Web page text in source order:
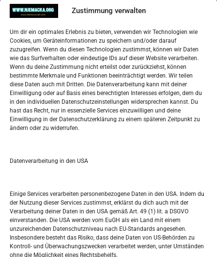
Zustimmung verwalten
Um dir ein optimales Erlebnis zu bieten, verwenden wir Technologien wie
Cookies, um Geräteinformationen zu speichern und/oder darauf
zuzugreifen. Wenn du diesen Technologien zustimmst, können wir Daten
wie das Surfverhalten oder eindeutige IDs auf dieser Website verarbeiten.
Wenn du deine Zustimmung nicht erteilst oder zurückziehst, können
bestimmte Merkmale und Funktionen beeinträchtigt werden. Wir teilen
diese Daten auch mit Dritten. Die Datenverarbeitung kann mit deiner
Einwilligung oder auf Basis eines berechtigten Interesses erfolgen, dem du
in den individuellen Datenschutzeinstellungen widersprechen kannst. Du
hast das Recht, nur in essenzielle Services einzuwilligen und deine
Einwilligung in der Datenschutzerklärung zu einem späteren Zeitpunkt zu
ändern oder zu widerrufen.
Datenverarbeitung in den USA
Einige Services verarbeiten personenbezogene Daten in den USA. Indem du
der Nutzung dieser Services zustimmst, erklärst du dich auch mit der
Verarbeitung deiner Daten in den USA gemäß Art. 49 (1) lit. a DSGVO
einverstanden. Die USA werden vom EuGH als ein Land mit einem
unzureichenden Datenschutzniveau nach EU-Standards angesehen.
Insbesondere besteht das Risiko, dass deine Daten von US-Behörden zu
Kontroll- und Überwachungszwecken verarbeitet werden, unter Umständen
ohne die Möglichkeit eines Rechtsbehelfs.
Impressum
Datenschutzerklärung
Widerufsbelehrung
Oglašavanje / Postavite svoj oglas
Tko je “Idemo u Svijet – Njemačka?
Pretražite stranicu:
S
e
a
h
M D M D F S S
1
3 4 5 6 7 8
10 11 12 13 14 15 16